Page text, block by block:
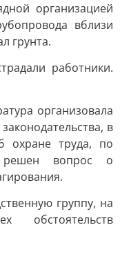
организацией
вблизи
грунта.
работники.
организовала
в
охране труда, по
решен вопрос о
группу, на
обстоятельств